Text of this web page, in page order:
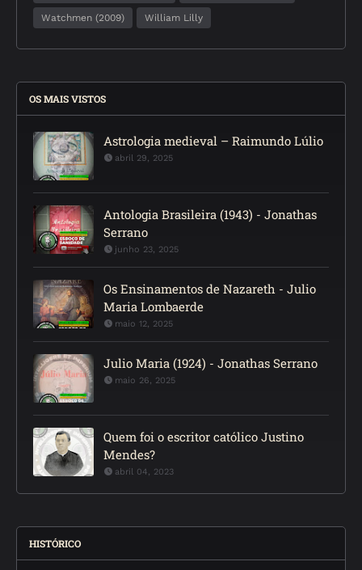
Watchmen (2009) William Lilly
OS MAIS VISTOS
Astrologia medieval – Raimundo Lúlio
abril 29, 2025
Antologia Brasileira (1943) - Jonathas
Serrano
junho 23, 2025
Os Ensinamentos de Nazareth - Julio
Maria Lombaerde
maio 12, 2025
Julio Maria (1924) - Jonathas Serrano
maio 26, 2025
Quem foi o escritor católico Justino
Mendes?
abril 04, 2023
HISTÓRICO